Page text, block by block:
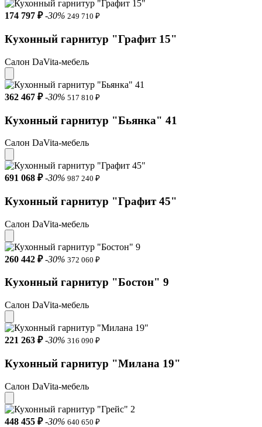
174 797 ₽ -30% 249 710 ₽
Кухонный гарнитур "Графит 15"
Салон DaVita-мебель
362 467 ₽ -30% 517 810 ₽
Кухонный гарнитур "Бьянка" 41
Салон DaVita-мебель
691 068 ₽ -30% 987 240 ₽
Кухонный гарнитур "Графит 45"
Салон DaVita-мебель
260 442 ₽ -30% 372 060 ₽
Кухонный гарнитур "Бостон" 9
Салон DaVita-мебель
221 263 ₽ -30% 316 090 ₽
Кухонный гарнитур "Милана 19"
Салон DaVita-мебель
448 455 ₽ -30% 640 650 ₽